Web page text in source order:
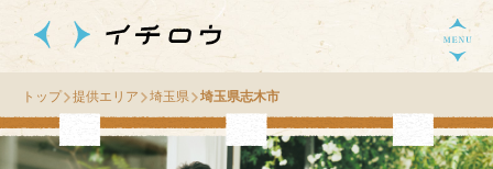
トップ 提供エリア 埼玉県 埼玉県志木市